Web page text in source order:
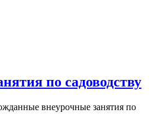
по садоводству
внеурочные занятия по